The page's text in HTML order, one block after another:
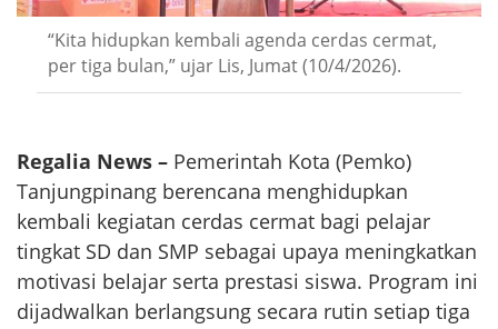
“Kita hidupkan kembali agenda cerdas cermat,
per tiga bulan,” ujar Lis, Jumat (10/4/2026).
Regalia News – Pemerintah Kota (Pemko)
Tanjungpinang berencana menghidupkan
kembali kegiatan cerdas cermat bagi pelajar
tingkat SD dan SMP sebagai upaya meningkatkan
motivasi belajar serta prestasi siswa. Program ini
dijadwalkan berlangsung secara rutin setiap tiga